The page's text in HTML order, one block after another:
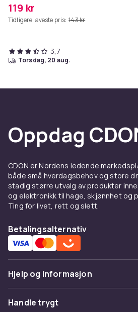
119 kr
Tidligere laveste pris: 143 kr
3,7
torsdag, 20 aug.
Oppdag
CDON er Nordens ledende
både små hverdagsbehov og store
stadig større utvalg av produkter
og elektronikk til hage, skjønnhet og
Ting for livet, rett og slett.
Betalingsalternativ
Hjelp og informasjon
Vanlige spørsmål
Handle trygt